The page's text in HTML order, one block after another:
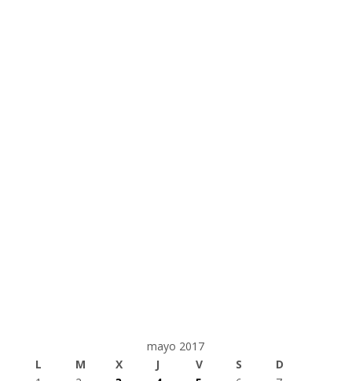
mayo 2017
L
M X J V S
D